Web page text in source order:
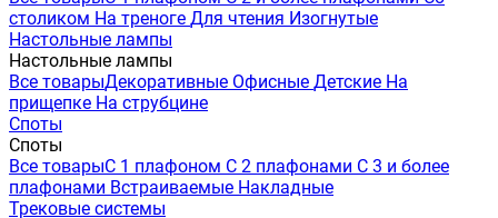
столиком На треноге Для чтения Изогнутые
Настольные лампы
Настольные лампы
Все товарыДекоративные Офисные Детские На
прищепке На струбцине
Споты
Споты
Все товарыС 1 плафоном С 2 плафонами С 3 и более
плафонами Встраиваемые Накладные
Трековые системы